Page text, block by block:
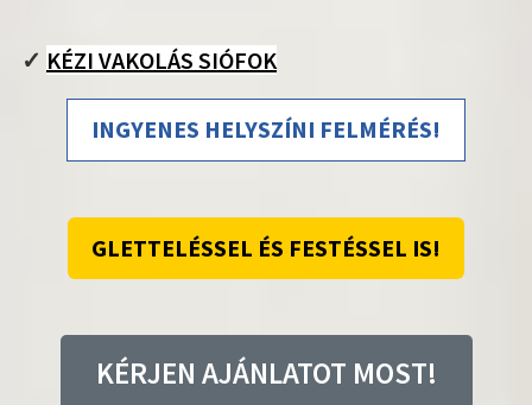
✓ KÉZI VAKOLÁS SIÓFOK
INGYENES HELYSZÍNI FELMÉRÉS!
GLETTELÉSSEL ÉS FESTÉSSEL IS!
KÉRJEN AJÁNLATOT MOST!